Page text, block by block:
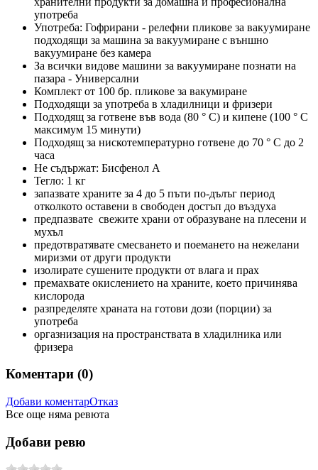
употреба
Употреба: Гофрирани - релефни пликове за вакуумиране
подходящи за машина за вакуумиране с външно
вакуумиране без камера
За всички видове машини за вакуумиране познати на
пазара - Универсални
Комплект от 100 бр. пликове за вакумиране
Подходящи за употреба в хладилници и фризери
Подходящ за готвене във вода (80 ° C) и кипене (100 ° C
максимум 15 минути)
Подходящ за нискотемпературно готвене до 70 ° C до 2
часа
Не съдържат: Бисфенол А
Тегло: 1 кг
запазвате храните за 4 до 5 пъти по-дълъг период
отколкото оставени в свободен достъп до въздуха
предпазвате свежите храни от образуване на плесени и
мухъл
предотвратявате смесването и поемането на нежелани
миризми от други продукти
изолирате сушените продукти от влага и прах
премахвате окислението на храните, което причинява
кислорода
разпределяте храната на готови дози (порции) за
употреба
оргазнизация на пространствата в хладилника или
фризера
Коментари (0)
Добави коментарОтказ
Все още няма ревюта
Добави ревю